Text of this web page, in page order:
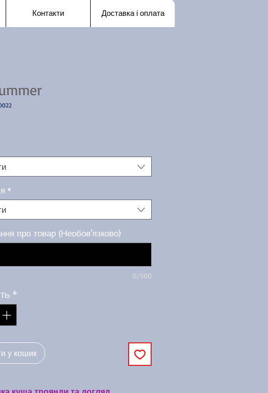
Контакти Доставка і оплата
*
про товар (Необов'язково)
0/500
*
у кошик